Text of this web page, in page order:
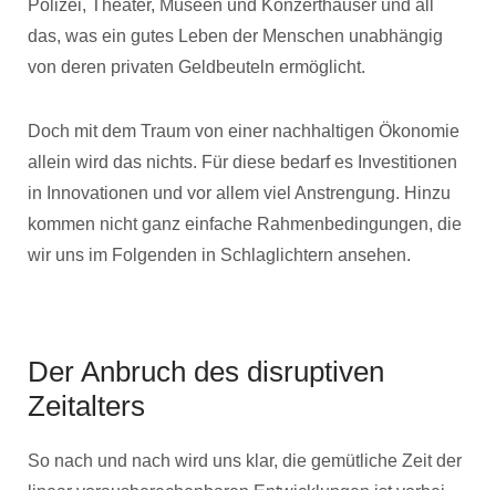
Polizei, Theater, Museen und Konzerthäuser und all
das, was ein gutes Leben der Menschen unabhängig
von deren privaten Geldbeuteln ermöglicht.
Doch mit dem Traum von einer nachhaltigen Ökonomie
allein wird das nichts. Für diese bedarf es Investitionen
in Innovationen und vor allem viel Anstrengung. Hinzu
kommen nicht ganz einfache Rahmenbedingungen, die
wir uns im Folgenden in Schlaglichtern ansehen.
Der Anbruch des disruptiven
Zeitalters
So nach und nach wird uns klar, die gemütliche Zeit der